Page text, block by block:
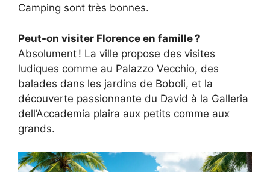
Camping sont très bonnes.
Peut-on visiter Florence en famille ?
Absolument ! La ville propose des visites
ludiques comme au Palazzo Vecchio, des
balades dans les jardins de Boboli, et la
découverte passionnante du David à la Galleria
dell’Accademia plaira aux petits comme aux
grands.